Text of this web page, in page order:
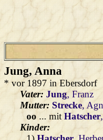
Jung, Anna
* vor 1897 in Ebersdorf
Vater: Jung, Franz
Mutter: Strecke,
oo ... mitHatscher
Kinder: